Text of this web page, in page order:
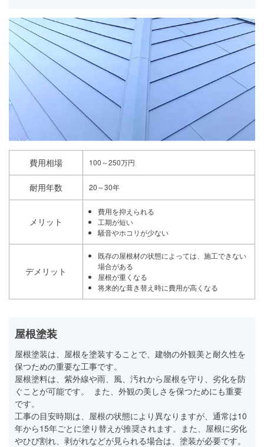
費用相場 100～250万円
耐用年数 20～30年
メリット
費用を抑えられる
工期が短い
騒音やホコリが少ない
デメリット
既存の屋根材の状態によっては、施工できない
場合がある
屋根が重くなる
将来的な葺き替え時に費用が高くなる
屋根塗装
屋根塗装は、屋根を塗装することで、建物の外観美と耐久性を
保つための重要な工事です。
屋根塗料は、紫外線や雨、風、汚れから屋根を守り、劣化を防
ぐことが可能です。 また、外観の美しさを保つためにも重要
です。
工事の目安時期は、屋根の状態により異なりますが、通常は10
年から15年ごとに塗り替えが推奨されます。また、屋根に劣化
やひび割れ、剥がれなどが見られる場合は、塗装が必要です。